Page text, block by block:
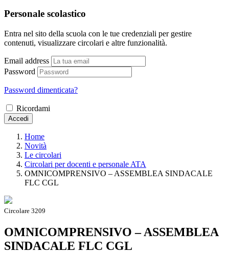
Personale scolastico
Entra nel sito della scuola con le tue credenziali per gestire
contenuti, visualizzare circolari e altre funzionalità.
Email address
Password
Password dimenticata?
Ricordami
Accedi
Home
Novità
Le circolari
Circolari per docenti e personale ATA
OMNICOMPRENSIVO – ASSEMBLEA SINDACALE
FLC CGL
Circolare 3209
OMNICOMPRENSIVO – ASSEMBLEA
SINDACALE FLC CGL